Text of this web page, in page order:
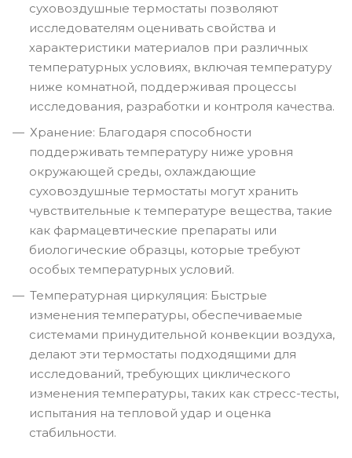
суховоздушные термостаты позволяют
исследователям оценивать свойства и
характеристики материалов при различных
температурных условиях, включая температуру
ниже комнатной, поддерживая процессы
исследования, разработки и контроля качества.
Хранение: Благодаря способности
поддерживать температуру ниже уровня
окружающей среды, охлаждающие
суховоздушные термостаты могут хранить
чувствительные к температуре вещества, такие
как фармацевтические препараты или
биологические образцы, которые требуют
особых температурных условий.
Температурная циркуляция: Быстрые
изменения температуры, обеспечиваемые
системами принудительной конвекции воздуха,
делают эти термостаты подходящими для
исследований, требующих циклического
изменения температуры, таких как стресс-тесты,
испытания на тепловой удар и оценка
стабильности.